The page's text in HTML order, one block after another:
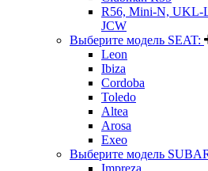
R56, Mini-N, UKL-
JCW
Выберите модель SEAT:
Leon
Ibiza
Cordoba
Toledo
Altea
Arosa
Exeo
Выберите модель
Impreza